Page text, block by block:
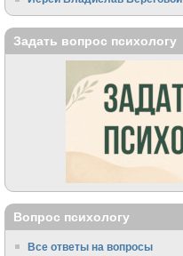
Задать вопрос психологу
Вопрос психологу
Все ответы на вопросы